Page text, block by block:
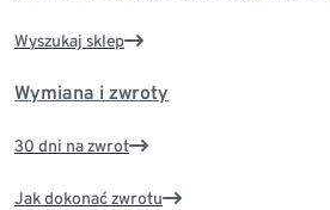
Wyszukaj sklep
Wymiana i zwroty
30 dni na zwrot
Jak dokonać zwrotu